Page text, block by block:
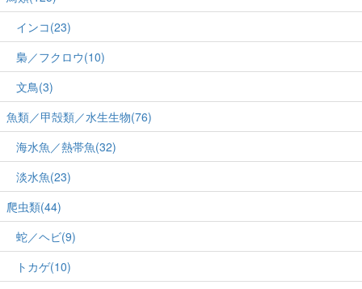
インコ(23)
梟／フクロウ(10)
文鳥(3)
魚類／甲殻類／水生生物(76)
海水魚／熱帯魚(32)
淡水魚(23)
爬虫類(44)
蛇／ヘビ(9)
トカゲ(10)